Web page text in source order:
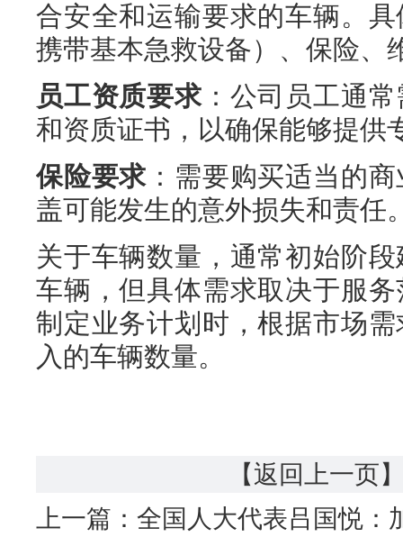
合安全和运输要求的车辆。
携带基本急救设备）、保险、
员工资质要求：公司员工通
和资质证书，以确保能够提供
保险要求 ：需要购买适当的
盖可能发生的意外损失和责任
关于车辆数量，通常初始阶
车辆，但具体需求取决于服
制定业务计划时，根据市场
入的车辆数量。
【返回上一页
上一篇： 全国人大代表吕国悦：